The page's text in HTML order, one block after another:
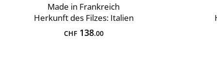
Made in Frankreich
Herkunft des Filzes: Italien
CHF138.00